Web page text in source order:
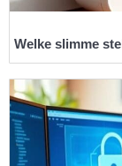
Welke slimme